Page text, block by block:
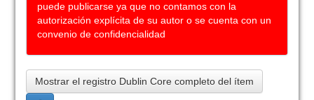
puede publicarse ya que no contamos con la
autorización explícita de su autor o se cuenta con un
convenio de confidencialidad
Mostrar el registro Dublin Core completo del ítem